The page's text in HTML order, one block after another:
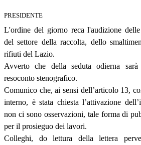
PRESIDENTE
L'ordine del giorno reca l'audizione
del settore della raccolta, dello
rifiuti del Lazio.
Avverto che della seduta odierna
resoconto stenografico.
Comunico che, ai sensi dell’articolo 13,
interno, è stata chiesta l’attivazione
non ci sono osservazioni, tale forma di
per il prosieguo dei lavori.
Colleghi, do lettura della lettera